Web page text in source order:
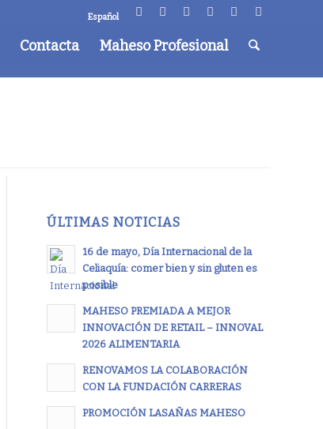
Español
Contacta Maheso Profesional
ÚLTIMAS NOTICIAS
16 de mayo, Día Internacional de la
Celiaquía: comer bien y sin gluten es
posible
MAHESO PREMIADA A MEJOR
INNOVACIÓN DE RETAIL – INNOVAL
2026 ALIMENTARIA
RENOVAMOS LA COLABORACIÓN
CON LA FUNDACIÓN CARRERAS
PROMOCIÓN LASAÑAS MAHESO